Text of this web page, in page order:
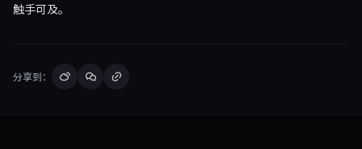
触手可及。
分享到：